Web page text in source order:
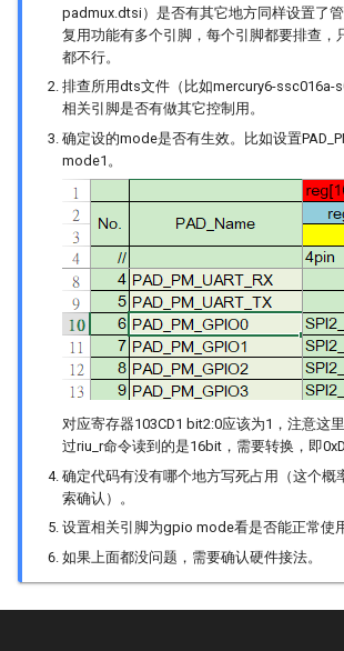
APC
BF
DISP
DSP
FB
GFX
HDMI
IPU
IVE
SAR使
eMMC
RTC使
SPI使
UART
寄存器
GMAC
图像开发参考
HDMI Q&A
ISP Q&A
JPD Q&A
LDC Q&A
RGN Q&A
SCL Q&A
SYS Q&A
VDEC Q&A
VENC Q&A
UART Q&A
USB Q&A
padmux.dtsi）是否有其它地方同样设置了
复用功能有多个引脚，每个引脚都要排查，
都不行。
排查所用dts文件（比如mercury6-ssc016a-
相关引脚是否有做其它控制用。
确定设的mode是否有生效。比如设置
mode1。
对应寄存器103CD1 bit2:0应该为1，注意这
过riu_r命令读到的是16bit，需要转换，即
确定代码有没有哪个地方写死占用（这个概
索确认）。
设置相关引脚为gpio mode看是否能正常使
如果上面都没问题，需要确认硬件接法。